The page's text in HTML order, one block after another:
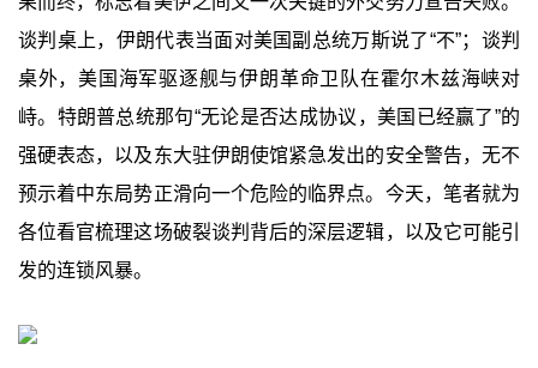
谈判桌上，伊朗代表当面对美国副总统万斯说了“不”；谈判
桌外，美国海军驱逐舰与伊朗革命卫队在霍尔木兹海峡对
峙。特朗普总统那句“无论是否达成协议，美国已经赢了”的
强硬表态，以及东大驻伊朗使馆紧急发出的安全警告，无不
预示着中东局势正滑向一个危险的临界点。今天，笔者就为
各位看官梳理这场破裂谈判背后的深层逻辑，以及它可能引
发的连锁风暴。